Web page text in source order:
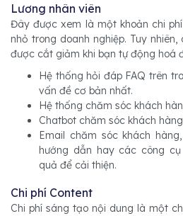
Lương nhân viên
Đây được xem là một khoản chi
nhỏ trong doanh nghiệp. Tuy
được cắt giảm khi bạn tự động hoá
Hệ thống hỏi đáp FAQ trên
vấn đề cơ bản nhất.
Hệ thống chăm sóc khách
Chatbot chăm sóc khách
Email chăm sóc khách
hướng dẫn hay các công
quả để cải thiện.
Chi phí Content
Chi phí sáng tạo nội dung là một